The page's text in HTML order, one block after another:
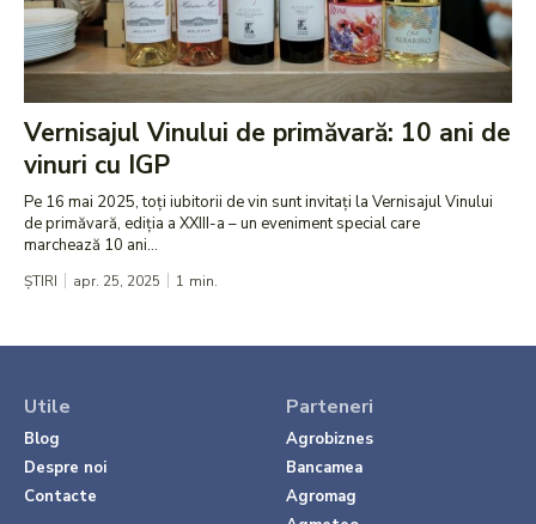
Vernisajul Vinului de primăvară: 10 ani de
vinuri cu IGP
Pe 16 mai 2025, toți iubitorii de vin sunt invitați la Vernisajul Vinului
de primăvară, ediția a XXIII-a – un eveniment special care
marchează 10 ani...
ȘTIRI apr. 25, 2025 1 min.
Utile
Blog
Despre noi
Contacte
Parteneri
Agrobiznes
Bancamea
Agromag